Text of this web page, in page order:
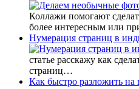
Коллажи помогают
более интересным или
Нумерация страниц в
статье расскажу как
страниц…
Как быстро разложить на